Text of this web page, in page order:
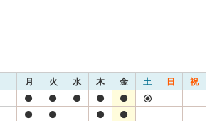
月 火 水 木 金 土 日 祝